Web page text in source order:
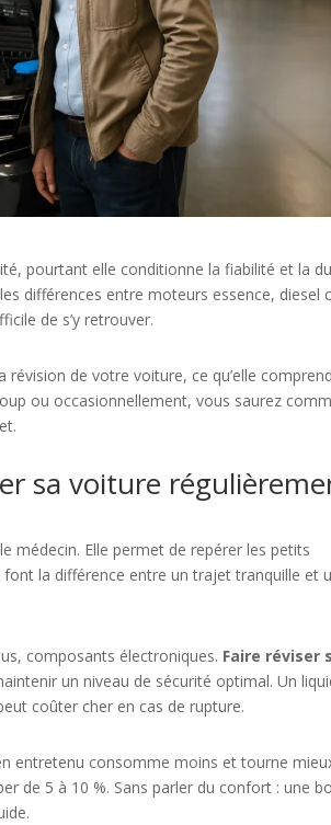
pourtant elle conditionne la fiabilité et la
différences entre moteurs essence, diesel
de s’y retrouver.
de votre voiture, ce qu’elle
ou occasionnellement, vous saurez
sa voiture
médecin. Elle permet de repérer les petits
font la différence entre un trajet tranquille et
composants électroniques. Faire réviser
un niveau de sécurité optimal. Un
coûter cher en cas de rupture.
entretenu consomme moins et tourne
de 5 à 10 %. Sans parler du confort : une